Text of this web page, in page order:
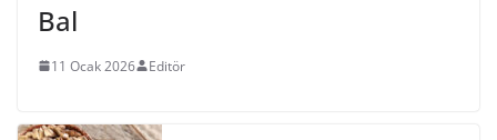
Bal
11 Ocak 2026 Editör